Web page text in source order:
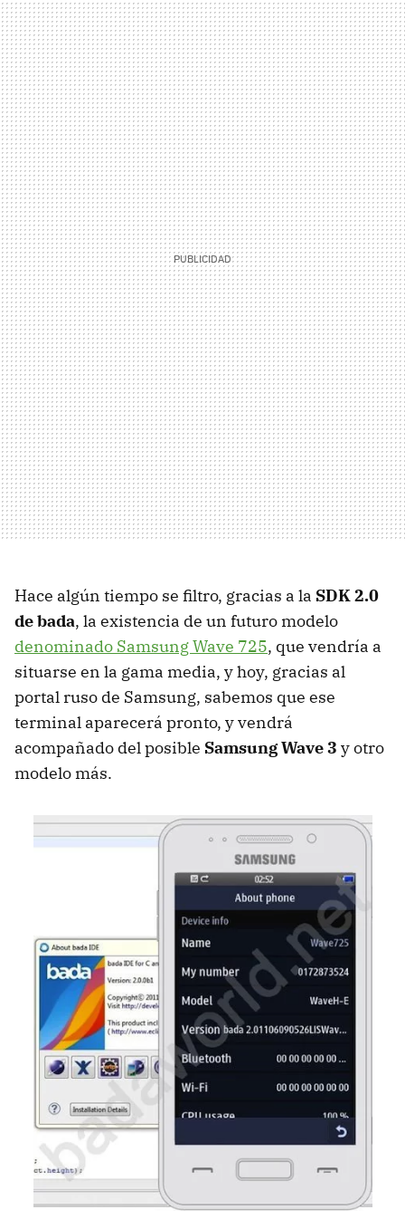
Hace algún tiempo se filtro, gracias a la SDK2.0
de bada, la existencia de un futuro modelo
denominado Samsung Wave 725, que vendría a
situarse en la gama media, y hoy, gracias al
portal ruso de Samsung, sabemos que ese
terminal aparecerá pronto, y vendrá
acompañado del posible Samsung Wave 3 y otro
modelo más.